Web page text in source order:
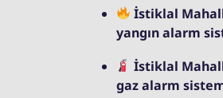
İstiklal
yangın alarm
İstiklal
gaz alarm